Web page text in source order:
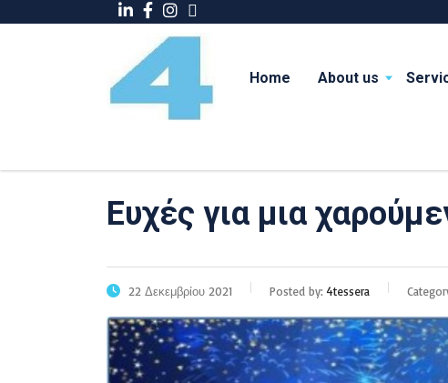
Home About us
Ευχές για μια
22 Δεκεμβρίου 2021 Posted by: 4tessera